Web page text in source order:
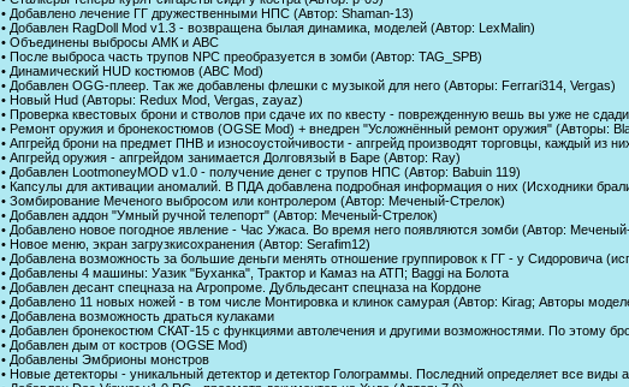
• Добавлено лечение ГГ дружественными НПС (Автор: Shaman-13)
• Добавлен RagDoll Mod v1.3 - возвращена былая динамика, моделей (Автор: LexMalin)
• Объединены выбросы АМК и АВС
• После выброса часть трупов NPC преобразуется в зомби (Автор: TAG_SPB)
• Динамический HUD костюмов (АВС Mod)
• Добавлен OGG-плеер. Так же добавлены флешки с музыкой для него (Авторы: Ferrari314, Vergas)
• Новый Hud (Авторы: Redux Mod, Vergas, zayaz)
• Проверка квестовых брони и стволов при сдаче их по квесту - поврежденную вешь вы уже не
• Ремонт оружия и бронекостюмов (OGSE Mod) + внедрен "Усложнённый ремонт оружия" (Авторы:
• Апгрейд брони на предмет ПНВ и износоустойчивости - апгрейд производят торговцы, каждый из
• Апгрейд оружия - апгрейдом занимается Долговязый в Баре (Автор: Ray)
• Добавлен LootmoneyMOD v1.0 - получение денег с трупов НПС (Автор: Babuin 119)
• Капсулы для активации аномалий. В ПДА добавлена подробная информация о них (Исходники
• Зомбирование Меченого выбросом или контролером (Автор: Меченый-Стрелок)
• Добавлен аддон "Умный ручной телепорт" (Автор: Меченый-Стрелок)
• Добавлено новое погодное явление - Час Ужаса. Во время него появляются зомби (Автор:
• Новое меню, экран загрузкисохранения (Автор: Serafim12)
• Добавлена возможность за большие деньги менять отношение группировок к ГГ - у Сидоровича
• Добавлены 4 машины: Уазик "Буханка", Трактор и Камаз на АТП; Baggi на Болота
• Добавлен десант спецназа на Агропроме. Дубльдесант спецназа на Кордоне
• Добавлено 11 новых ножей - в том числе Монтировка и клинок самурая (Автор: Kirag; Авторы
• Добавлена возможность драться кулаками
• Добавлен бронекостюм СКАТ-15 с функциями автолечения и другими возможностями. По этому
• Добавлен дым от костров (OGSE Mod)
• Добавлены Эмбрионы монстров
• Новые детекторы - уникальный детектор и детектор Голограммы. Последний определяет все виды